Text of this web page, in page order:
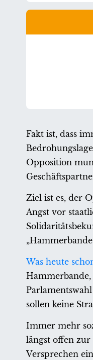
Fakt ist, dass
Opposition
Ziel ist es, der
Angst vor
Was heute
sollen keine
Immer mehr
längst offen
Versprechen